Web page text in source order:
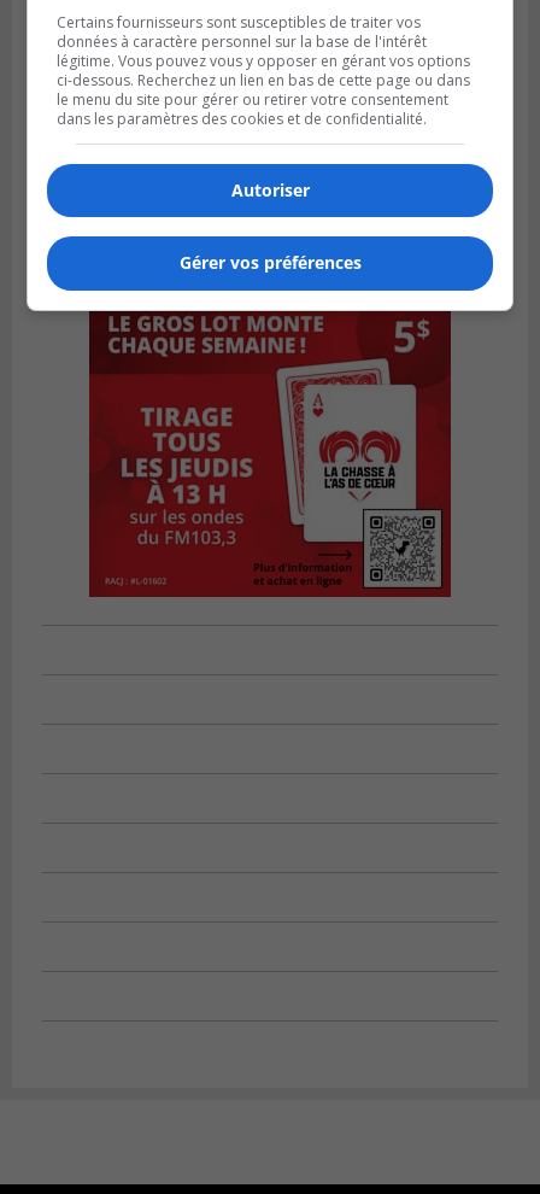
Certains fournisseurs sont susceptibles de traiter vos
données à caractère personnel sur la base de l'intérêt
légitime. Vous pouvez vous y opposer en gérant vos options
ci-dessous. Recherchez un lien en bas de cette page ou dans
le menu du site pour gérer ou retirer votre consentement
dans les paramètres des cookies et de confidentialité.
Autoriser
Gérer vos préférences